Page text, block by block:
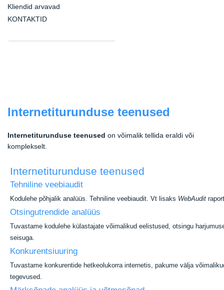
Kliendid arvavad
KONTAKTID
Internetiturunduse teenused
Internetiturunduse teenused on võimalik tellida eraldi või
komplekselt.
Internetiturunduse teenused
Tehniline veebiaudit
Kodulehe põhjalik analüüs. Tehniline veebiaudit. Vt lisaks WebAudit
Otsingutrendide analüüs
Tuvastame kodulehe külastajate võimalikud eelistused, otsingu
seisuga.
Konkurentsiuuring
Tuvastame konkurentide hetkeolukorra internetis, pakume välja
tegevused.